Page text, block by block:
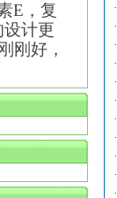
E ，复
设计更
刚好，
·
·
·
·
·
·
·
·
·
·
·